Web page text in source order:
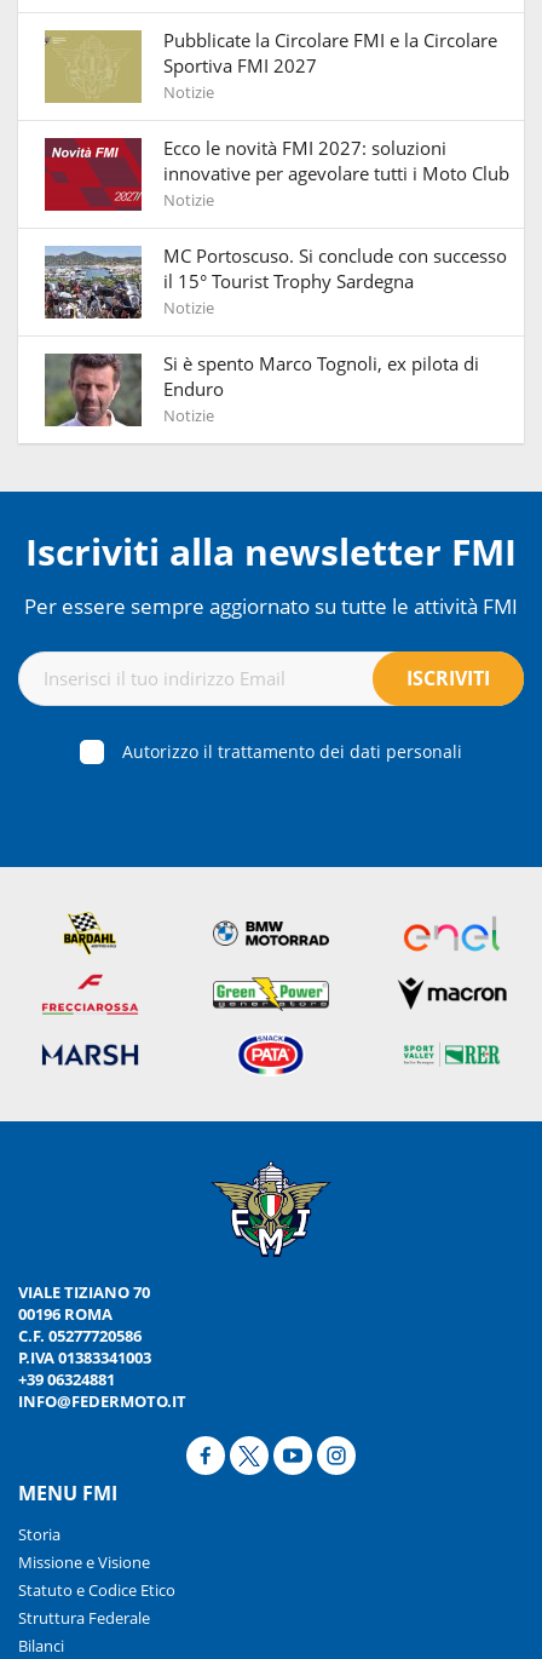
Pubblicate la Circolare FMI e la Circolare
Sportiva FMI 2027
Notizie
Ecco le novità FMI 2027: soluzioni
innovative per agevolare tutti i Moto Club
Notizie
MC Portoscuso. Si conclude con successo
il 15° Tourist Trophy Sardegna
Notizie
Si è spento Marco Tognoli, ex pilota di
Enduro
Notizie
Iscriviti alla newsletter FMI
Per essere sempre aggiornato su tutte le attività FMI
Autorizzo il trattamento dei dati personali
VIALE TIZIANO 70
00196 ROMA
C.F. 05277720586
P.IVA 01383341003
+39 06324881
INFO@FEDERMOTO.IT
MENU FMI
Storia
Missione e Visione
Statuto e Codice Etico
Struttura Federale
Bilanci